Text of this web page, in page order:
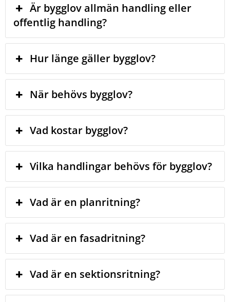
Är bygglov allmän handling eller
offentlig handling?
Hur länge gäller bygglov?
När behövs bygglov?
Vad kostar bygglov?
Vilka handlingar behövs för bygglov?
Vad är en planritning?
Vad är en fasadritning?
Vad är en sektionsritning?